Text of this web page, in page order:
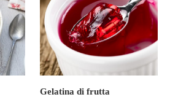
Gelatina di frutta